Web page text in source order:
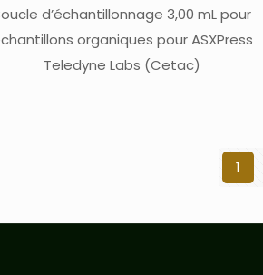
d’échantillonnage 3,00 mL pour
organiques pour ASXPress
Teledyne Labs (Cetac)
1